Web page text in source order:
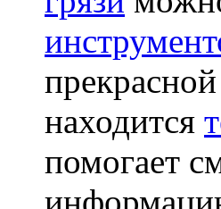
находится
помогает